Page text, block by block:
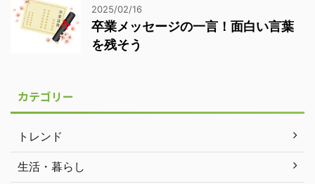
2025/02/16
卒業メッセージの一言！面白い言葉
を残そう
カテゴリー
トレンド
生活・暮らし